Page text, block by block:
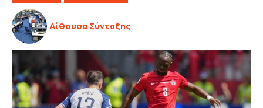
Αίθουσα Σύνταξης